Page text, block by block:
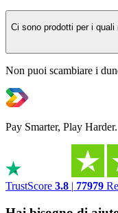
Ci sono prodotti per i
Non puoi scambiare i
Pay Smarter, Play Harder.
TrustScore 3.8 | 77979